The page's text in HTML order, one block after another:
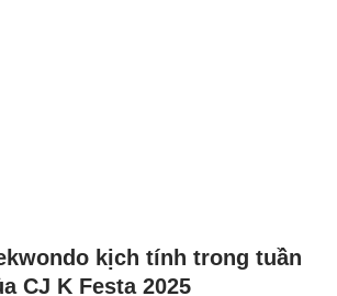
kịch tính trong tuần
CJ K Festa 2025